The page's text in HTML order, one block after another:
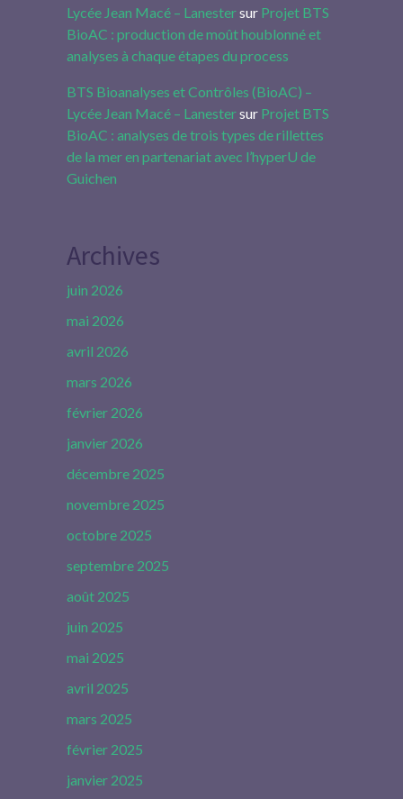
Lycée Jean Macé – Lanestersur Projet BTS
BioAC : production de moût houblonné et
analyses à chaque étapes du process
BTS Bioanalyses et Contrôles (BioAC) –
Lycée Jean Macé – Lanestersur Projet BTS
BioAC : analyses de trois types de rillettes
de la mer en partenariat avec l’hyperU de
Guichen
Archives
juin 2026
mai 2026
avril 2026
mars 2026
février 2026
janvier 2026
décembre 2025
novembre 2025
octobre 2025
septembre 2025
août 2025
juin 2025
mai 2025
avril 2025
mars 2025
février 2025
janvier 2025